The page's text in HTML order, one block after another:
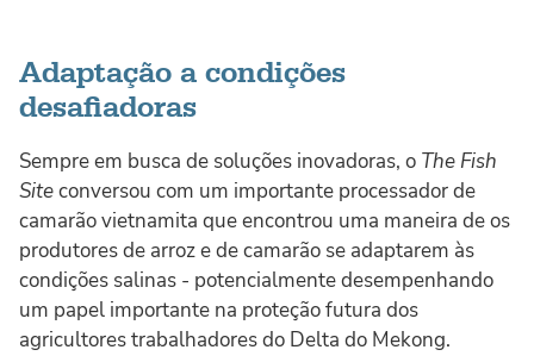
Adaptação a condições
desafiadoras
Sempre em busca de soluções inovadoras, o The Fish
Siteconversou com um importante processador de
camarão vietnamita que encontrou uma maneira de os
produtores de arroz e de camarão se adaptarem às
condições salinas - potencialmente desempenhando
um papel importante na proteção futura dos
agricultores trabalhadores do Delta do Mekong.